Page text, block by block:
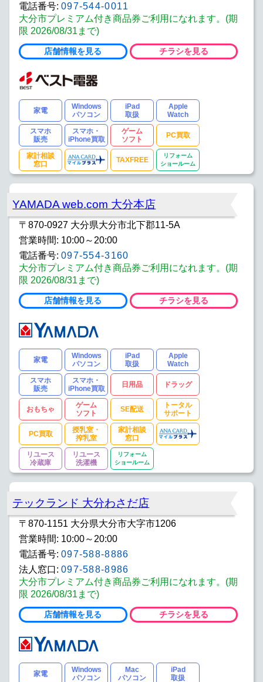
電話番号: 097-544-0011
大分市プレミアム付き商品券ご利用になれます。(期
限 2026/08/31まで)
店舗情報を見る チラシを見る
家電
Windows
パソコン
iPad
取扱
Apple
Watch
スマホ
販売
スマホ・
iPhone買取
ゲーム
ソフト
PC買取
家計相談
窓口
TAXFREE
リフォーム
ショールーム
YAMADA web.com 大分本店
〒870-0927 大分県大分市北下郡11-5A
営業時間: 10:00～20:00
電話番号: 097-554-3160
大分市プレミアム付き商品券ご利用になれます。(期
限 2026/08/31まで)
店舗情報を見る チラシを見る
家電
Windows
パソコン
iPad
取扱
Apple
Watch
スマホ
販売
スマホ・
iPhone買取
日用品 ドラッグ
おもちゃ
ゲーム
ソフト
SE配送
トータル
サポート
PC買取
授乳室・
搾乳室
家計相談
窓口
リユース
冷蔵庫
リユース
洗濯機
リフォーム
ショールーム
テックランド 大分わさだ店
〒870-1151 大分県大分市大字市1206
営業時間: 10:00～20:00
電話番号: 097-588-8886
法人窓口: 097-588-8986
大分市プレミアム付き商品券ご利用になれます。(期
限 2026/08/31まで)
店舗情報を見る チラシを見る
家電
Windows
パソコン
Mac
パソコン
iPad
取扱